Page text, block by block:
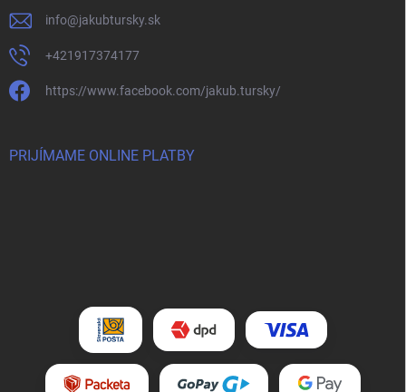
info@jakubtursky.sk
+421917374177
https://www.facebook.com/jakub.tursky/
PRIJÍMAME ONLINE PLATBY